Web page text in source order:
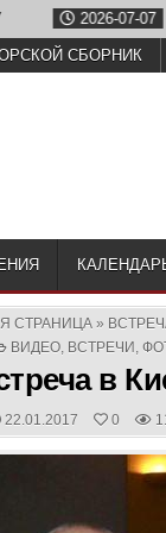
Возвращение
СБОРНИК
СТРАНИЦА »
POSTED
ВИДЕО, ВСТРЕЧИ ,
в
PUBLISHED
DATE:
22.01.2017 0